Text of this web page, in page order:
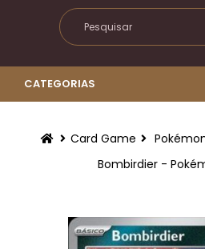
CATEGORIAS
Card Game
Bombirdier -